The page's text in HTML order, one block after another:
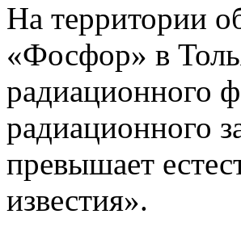
На территории
«Фосфор» в
радиационного
радиационного
превышает
известия».